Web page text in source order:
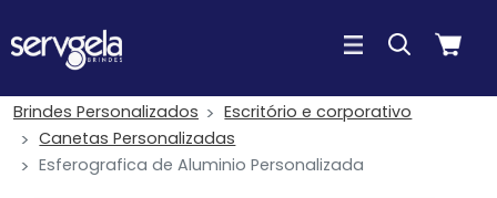
Brindes Personalizados
Escritório e corporativo
Canetas Personalizadas
Esferografica de Aluminio Personalizada